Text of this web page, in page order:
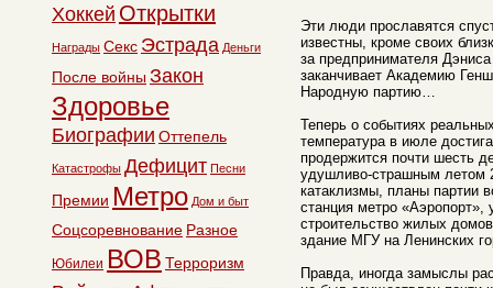
Эти люди прославятся
известны, кроме своих
за предпринимателя
заканчивает Академию
Народную партию…
Теперь о событиях
температура в июле
продержится почти шесть
удушливо-страшным летом
катаклизмы, планы партии
станция метро
строительство жилых
здание МГУ на Ленинских
Правда, иногда замыслы
Хоккей Открытки
Награды Секс Эстрада Деньги
После войны Закон
Здоровье
Биографии Оттепель
Катастрофы Дефицит Песни
Премии Метро Дом и быт
Соцсоревнование Разное
Юбилеи ВОВ Терроризм